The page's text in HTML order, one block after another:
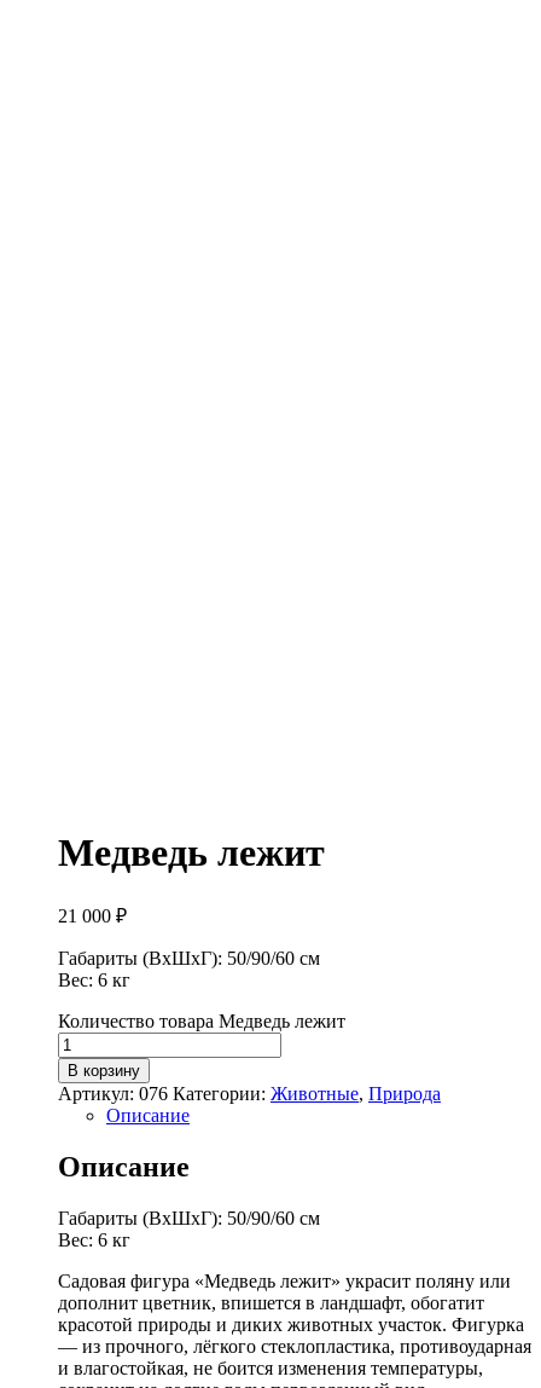
Медведь лежит
21 000 ₽
Габариты (ВхШхГ): 50/90/60 см
Вес: 6 кг
Количество товара Медведь лежит
В корзину
Артикул: 076 Категории: Животные, Природа
Описание
Описание
Габариты (ВхШхГ): 50/90/60 см
Вес: 6 кг
Садовая фигура «Медведь лежит» украсит поляну или
дополнит цветник, впишется в ландшафт, обогатит
красотой природы и диких животных участок. Фигурка
— из прочного, лёгкого стеклопластика, противоударная
и влагостойкая, не боится изменения температуры,